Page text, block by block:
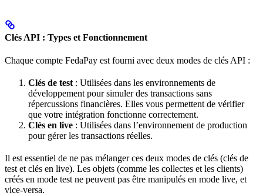
Clés API : Types et Fonctionnement
Chaque compte FedaPay est fourni avec deux modes de clés API :
Clés de test : Utilisées dans les environnements de
développement pour simuler des transactions sans
répercussions financières. Elles vous permettent de vérifier
que votre intégration fonctionne correctement.
Clés en live : Utilisées dans l’environnement de production
pour gérer les transactions réelles.
Il est essentiel de ne pas mélanger ces deux modes de clés (clés de
test et clés en live). Les objets (comme les collectes et les clients)
créés en mode test ne peuvent pas être manipulés en mode live, et
vice-versa.